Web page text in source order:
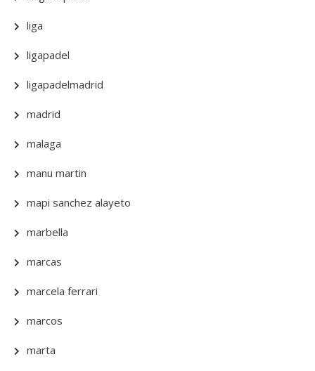
liga
ligapadel
ligapadelmadrid
madrid
malaga
manu martin
mapi sanchez alayeto
marbella
marcas
marcela ferrari
marcos
marta